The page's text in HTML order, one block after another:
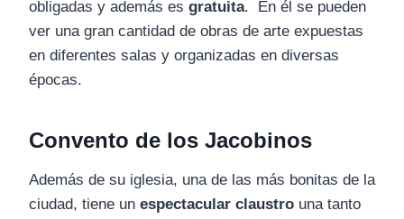
obligadas y además es gratuita. En él se pueden
ver una gran cantidad de obras de arte expuestas
en diferentes salas y organizadas en diversas
épocas.
Convento de los Jacobinos
Además de su iglesia, una de las más bonitas de la
ciudad, tiene un espectacular claustro una tanto